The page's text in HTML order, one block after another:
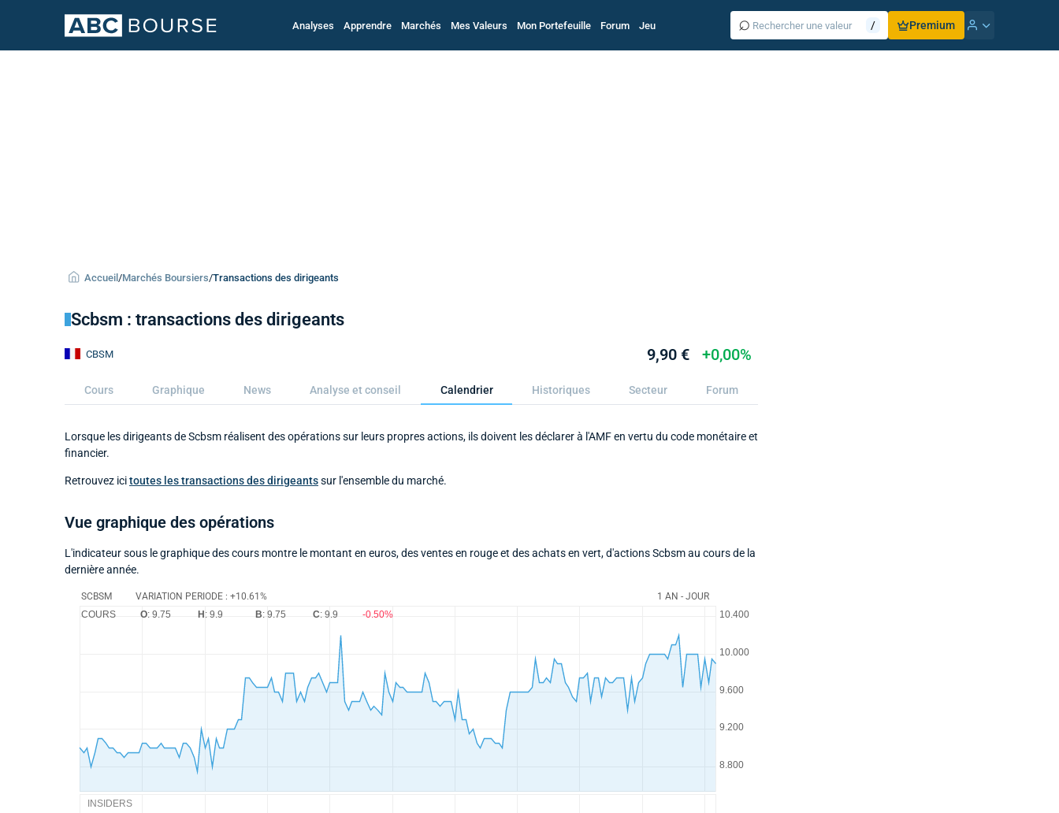
Analyses Apprendre Marchés Mes Valeurs Mon Portefeuille Forum Jeu ⌕ / Premium
Accueil /Marchés Boursiers/Transactions des dirigeants
Scbsm : transactions des dirigeants
CBSM 9,90 € +0,00%
Cours Graphique News Analyse et conseil Calendrier Historiques Secteur Forum
Lorsque les dirigeants de Scbsm réalisent des opérations sur leurs propres actions, ils doivent les déclarer à l'AMF en vertu du code monétaire et
financier.
Retrouvez icitoutes les transactions des dirigeantssur l'ensemble du marché.
Vue graphique des opérations
L'indicateur sous le graphique des cours montre le montant en euros, des ventes en rouge et des achats en vert, d'actions Scbsm au cours de la
dernière année.
SCBSM VARIATION PERIODE : +10.61% 1 AN - JOUR
INSIDERS
COURS O: 9.75 H: 9.9 B: 9.75 C: 9.9 -0.50%